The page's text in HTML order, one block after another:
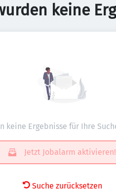
keine
keine Ergebnisse für Ihre
Jetzt Jobalarm aktivieren!
Suche zurücksetzen